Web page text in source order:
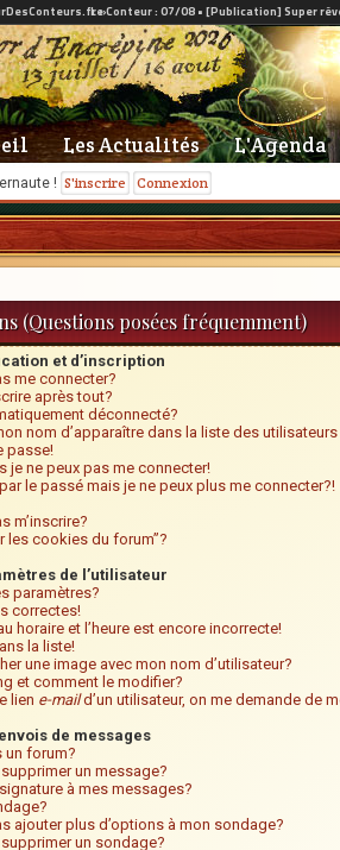
! S'inscrire Connexion
Les Actualités L'Agenda
(Questions posées fréquemment)
et d’inscription
me connecter?
après tout?
déconnecté?
nom d’apparaître dans la liste des
passe!
je ne peux pas me connecter!
le passé mais je ne peux plus me connecter?!
m’inscrire?
les cookies du forum”?
de l’utilisateur
paramètres?
correctes!
horaire et l’heure est encore incorrecte!
la liste!
une image avec mon nom d’utilisateur?
et comment le modifier?
lien e-maild’un utilisateur, on me demande de
de messages
un forum?
un message?
à mes messages?
ajouter plus d’options à mon sondage?
un sondage?